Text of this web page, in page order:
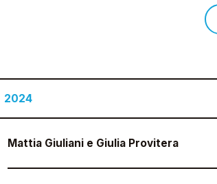
2024
Mattia Giuliani e Giulia Provitera